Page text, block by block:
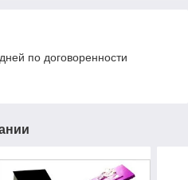
по договоренности